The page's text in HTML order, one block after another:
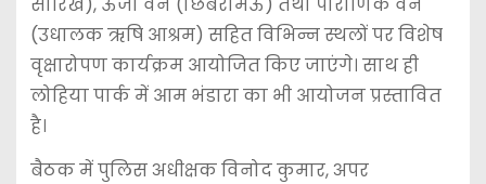
(उधालक ऋषि आश्रम) सहित विभिन्न स्थलों पर विशेष
वृक्षारोपण कार्यक्रम आयोजित किए जाएंगे। साथ ही
लोहिया पार्क में आम भंडारा का भी आयोजन प्रस्तावित
है।
बैठक में पुलिस अधीक्षक विनोद कुमार, अपर